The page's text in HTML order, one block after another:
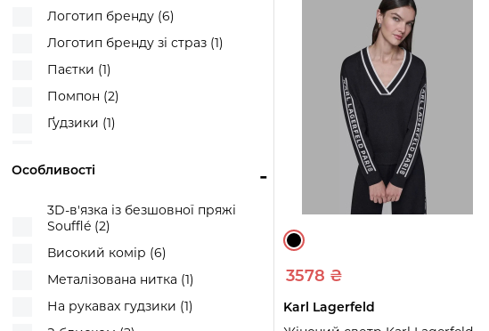
Прапорець бренду (1)
Флакон парфумів (1)
Фейр-Айл (1)
Логотип бренду (6)
Логотип бренду зі страз (1)
Паєтки (1)
Помпон (2)
Ґудзики (1)
Прапор бренду (1)
Прапорець бренду (12)
Прапорець бренду, гудзики (3)
Квіткова аплікація (1)
-
Особливості
3D-в'язка із безшовної пряжі
Soufflé (2)
Високий комір (6)
Металізована нитка (1)
На рукавах гудзики (1)
Купити
3578 ₴
Karl Lagerfeld